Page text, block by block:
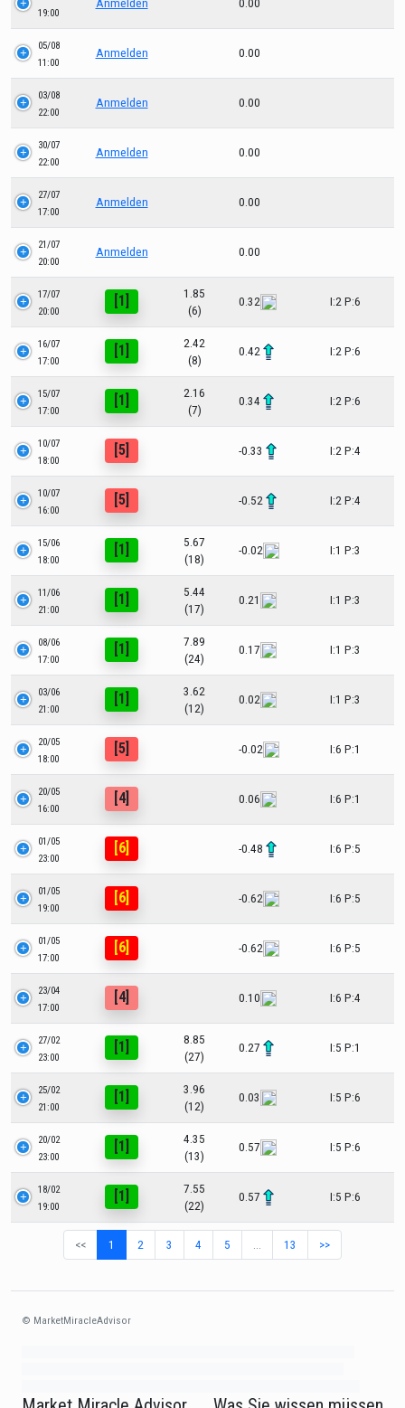
19:00
Anmelden 0.00
05/08
11:00
Anmelden 0.00
03/08
22:00
Anmelden 0.00
30/07
22:00
Anmelden 0.00
27/07
17:00
Anmelden 0.00
21/07
20:00
Anmelden 0.00
17/07
20:00
[1]
1.85
(6)
0.32 I:2 P:6
16/07
17:00
[1]
2.42
(8)
0.42 I:2 P:6
15/07
17:00
[1]
2.16
(7)
0.34 I:2 P:6
10/07
18:00
[5] -0.33 I:2 P:4
10/07
16:00
[5] -0.52 I:2 P:4
15/06
18:00
[1]
5.67
(18)
-0.02 I:1 P:3
11/06
21:00
[1]
5.44
(17)
0.21 I:1 P:3
08/06
17:00
[1]
7.89
(24)
0.17 I:1 P:3
03/06
21:00
[1]
3.62
(12)
0.02 I:1 P:3
20/05
18:00
[5] -0.02 I:6 P:1
20/05
16:00
[4] 0.06 I:6 P:1
01/05
23:00
[6] -0.48 I:6 P:5
01/05
19:00
[6] -0.62 I:6 P:5
01/05
17:00
[6] -0.62 I:6 P:5
23/04
17:00
[4] 0.10 I:6 P:4
27/02
23:00
[1]
8.85
(27)
0.27 I:5 P:1
25/02
21:00
[1]
3.96
(12)
0.03 I:5 P:6
20/02
23:00
[1]
4.35
(13)
0.57 I:5 P:6
18/02
19:00
[1]
7.55
(22)
0.57 I:5 P:6
<< 1 2 3 4 5 13 >>
© MarketMiracleAdvisor